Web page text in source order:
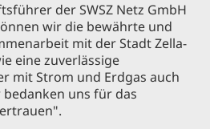
der SWSZ Netz GmbH
wir die bewährte und
mit der Stadt Zella-
eine zuverlässige
mit Strom und Erdgas auch
uns für das